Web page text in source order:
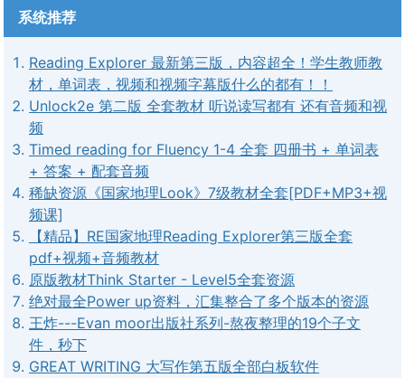
系统推荐
Reading Explorer 最新第三版，内容超全！学生教师教
材，单词表，视频和视频字幕版什么的都有！！
Unlock2e 第二版 全套教材 听说读写都有 还有音频和视
频
Timed reading for Fluency 1-4 全套 四册书 + 单词表
+ 答案 + 配套音频
稀缺资源《国家地理Look》7级教材全套[PDF+MP3+视
频课]
【精品】RE国家地理Reading Explorer第三版全套
pdf+视频+音频教材
原版教材Think Starter - Level5全套资源
绝对最全Power up资料，汇集整合了多个版本的资源
王炸---Evan moor出版社系列-熬夜整理的19个子文
件，秒下
GREAT WRITING 大写作第五版全部白板软件